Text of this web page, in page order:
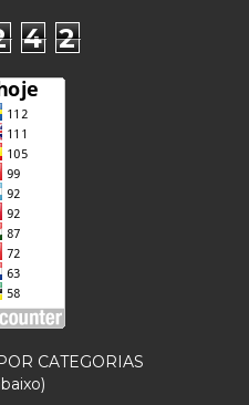
4 2
CATEGORIAS